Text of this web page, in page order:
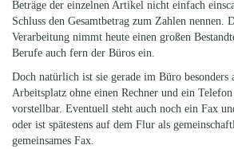
Beträge der einzelnen Artikel nicht einfach
Schluss den Gesamtbetrag zum Zahlen nennen.
Verarbeitung nimmt heute einen großen
Berufe auch fern der Büros ein.
Doch natürlich ist sie gerade im Büro
Arbeitsplatz ohne einen Rechner und ein
vorstellbar. Eventuell steht auch noch ein Fax
oder ist spätestens auf dem Flur als
gemeinsames Fax.